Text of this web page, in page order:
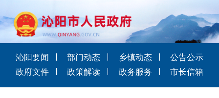
沁阳要闻 部门动态 乡镇动态
公告公示
政府文件
政策解读 政务服务 市长信箱